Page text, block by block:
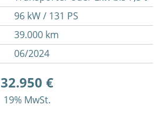
96 kW / 131 PS
39.000 km
06/2024
32.950 €
19% MwSt.